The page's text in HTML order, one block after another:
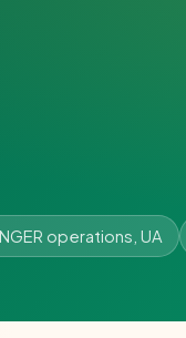
operations, UA